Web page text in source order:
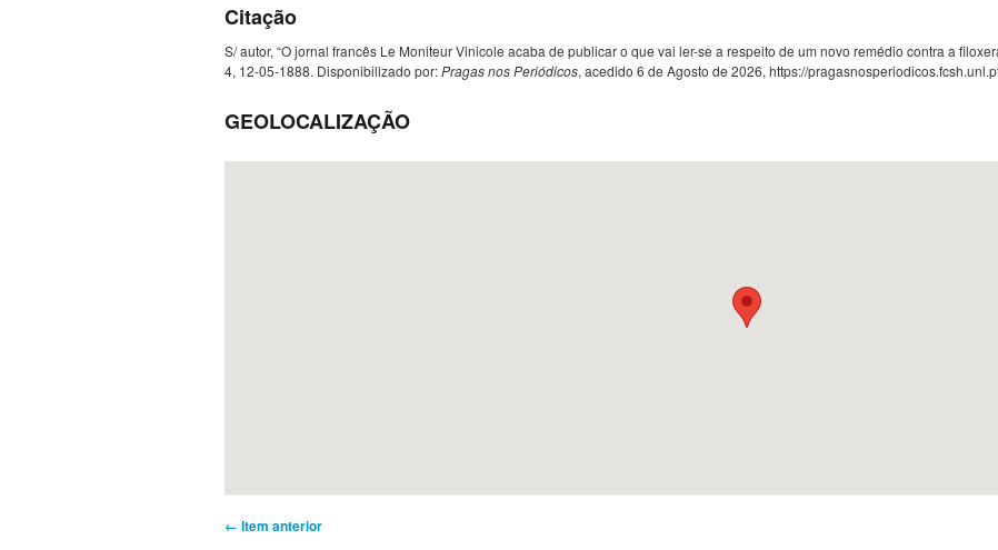
Citação
S/ autor, “O jornal francês Le Moniteur Vinicole acaba de publicar o que vai ler-se a respeito de um novo remédio contra a
4, 12-05-1888. Disponibilizado por:Pragas nos Periódicos, acedido 6 de Agosto de 2026, https://
GEOLOCALIZAÇÃO
← Item anterior